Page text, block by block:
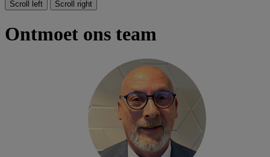
Scroll left Scroll right
Ontmoet ons team